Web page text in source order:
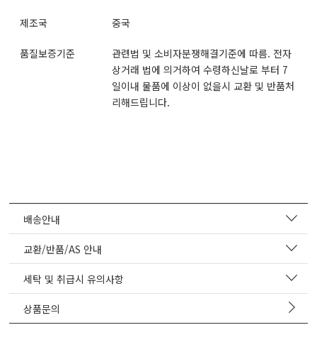
제조국 중국
품질보증기준
관련법 및 소비자분쟁해결기준에 따름. 전자
상거래 법에 의거하여 수령하신날로 부터 7
일이내 물품에 이상이 없을시 교환 및 반품처
리해드립니다.
배송안내
교환/반품/AS 안내
세탁 및 취급시 유의사항
상품문의